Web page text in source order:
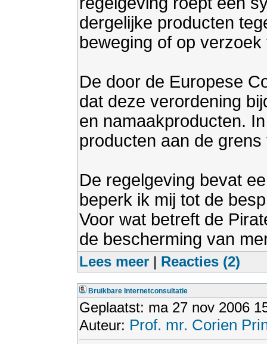
dergelijke producten
beweging of op
De door de Europese
dat deze verordening
en namaakproducten.
producten aan de
De regelgeving bevat
beperk ik mij tot de
Voor wat betreft de
de bescherming van
Lees meer | Reacties (2)
Bruikbare Internetconsultatie
Geplaatst: ma 27 nov 2006
Auteur: Prof. mr. Corien